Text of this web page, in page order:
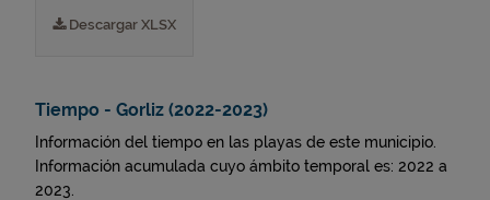
Descargar XLSX
Tiempo - Gorliz (2022-2023)
Información del tiempo en las playas de este municipio.
Información acumulada cuyo ámbito temporal es: 2022 a
2023.